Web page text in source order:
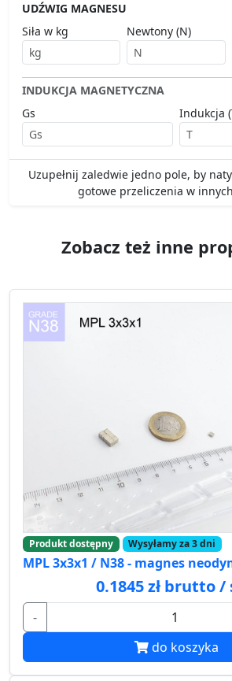
UDŹWIG MAGNESU
Siła w kg
Newtony (N)
INDUKCJA MAGNETYCZNA
Gs
Indukcja
Uzupełnij zaledwie jedno pole, by
gotowe przeliczenia w
Zobacz też inne
Produkt dostępny Wysyłamy za 3 dni
MPL 3x3x1 / N38 - magnes
0.1845 zł brutto /
-
do koszyka